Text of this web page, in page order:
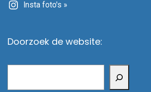
Insta foto's »
Doorzoek de website: